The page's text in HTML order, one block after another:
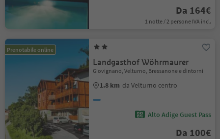
Da 164€
1 notte / 2 persone IVA incl.
Prenotabile online
Landgasthof Wöhrmaurer
Giovignano, Velturno, Bressanone e dintorni
1.8 km da Velturno centro
Alto Adige Guest Pass
Da 100€